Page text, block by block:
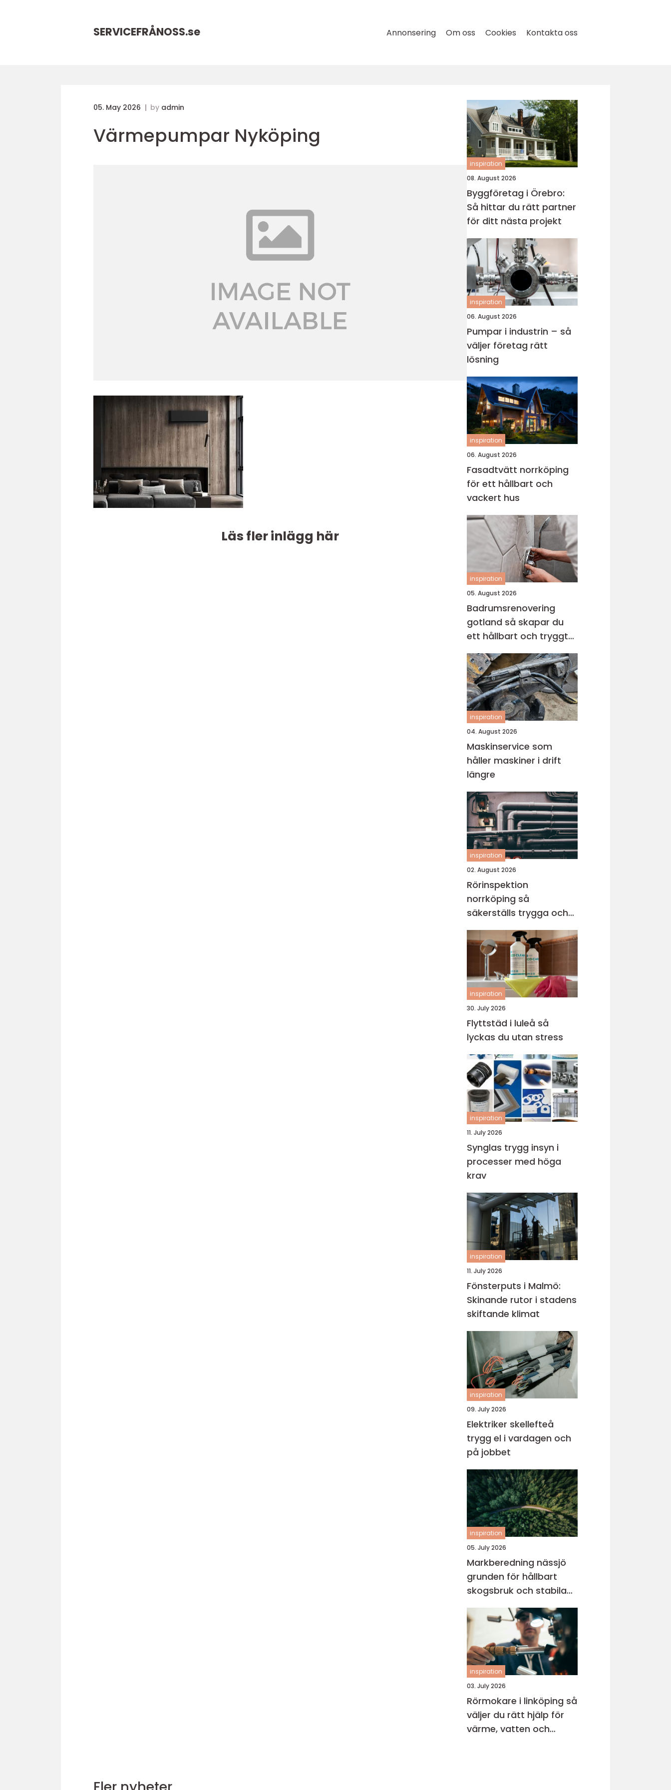
SERVICEFRÅNOSS.se Annonsering Om oss Cookies Kontakta oss
05. May 2026 by admin
Värmepumpar Nyköping
Läs fler inlägg här
inspiration
08. August 2026
Byggföretag i Örebro:
Så hittar du rätt partner
för ditt nästa projekt
inspiration
06. August 2026
Pumpar i industrin – så
väljer företag rätt
lösning
inspiration
06. August 2026
Fasadtvätt norrköping
för ett hållbart och
vackert hus
inspiration
05. August 2026
Badrumsrenovering
gotland så skapar du
ett hållbart och tryggt
badrum
inspiration
04. August 2026
Maskinservice som
håller maskiner i drift
längre
inspiration
02. August 2026
Rörinspektion
norrköping så
säkerställs trygga och
hållbara avloppssystem
inspiration
30. July 2026
Flyttstäd i luleå så
lyckas du utan stress
inspiration
11. July 2026
Synglas trygg insyn i
processer med höga
krav
inspiration
11. July 2026
Fönsterputs i Malmö:
Skinande rutor i stadens
skiftande klimat
inspiration
09. July 2026
Elektriker skellefteå
trygg el i vardagen och
på jobbet
inspiration
05. July 2026
Markberedning nässjö
grunden för hållbart
skogsbruk och stabila
markprojekt
inspiration
03. July 2026
Rörmokare i linköping så
väljer du rätt hjälp för
värme, vatten och